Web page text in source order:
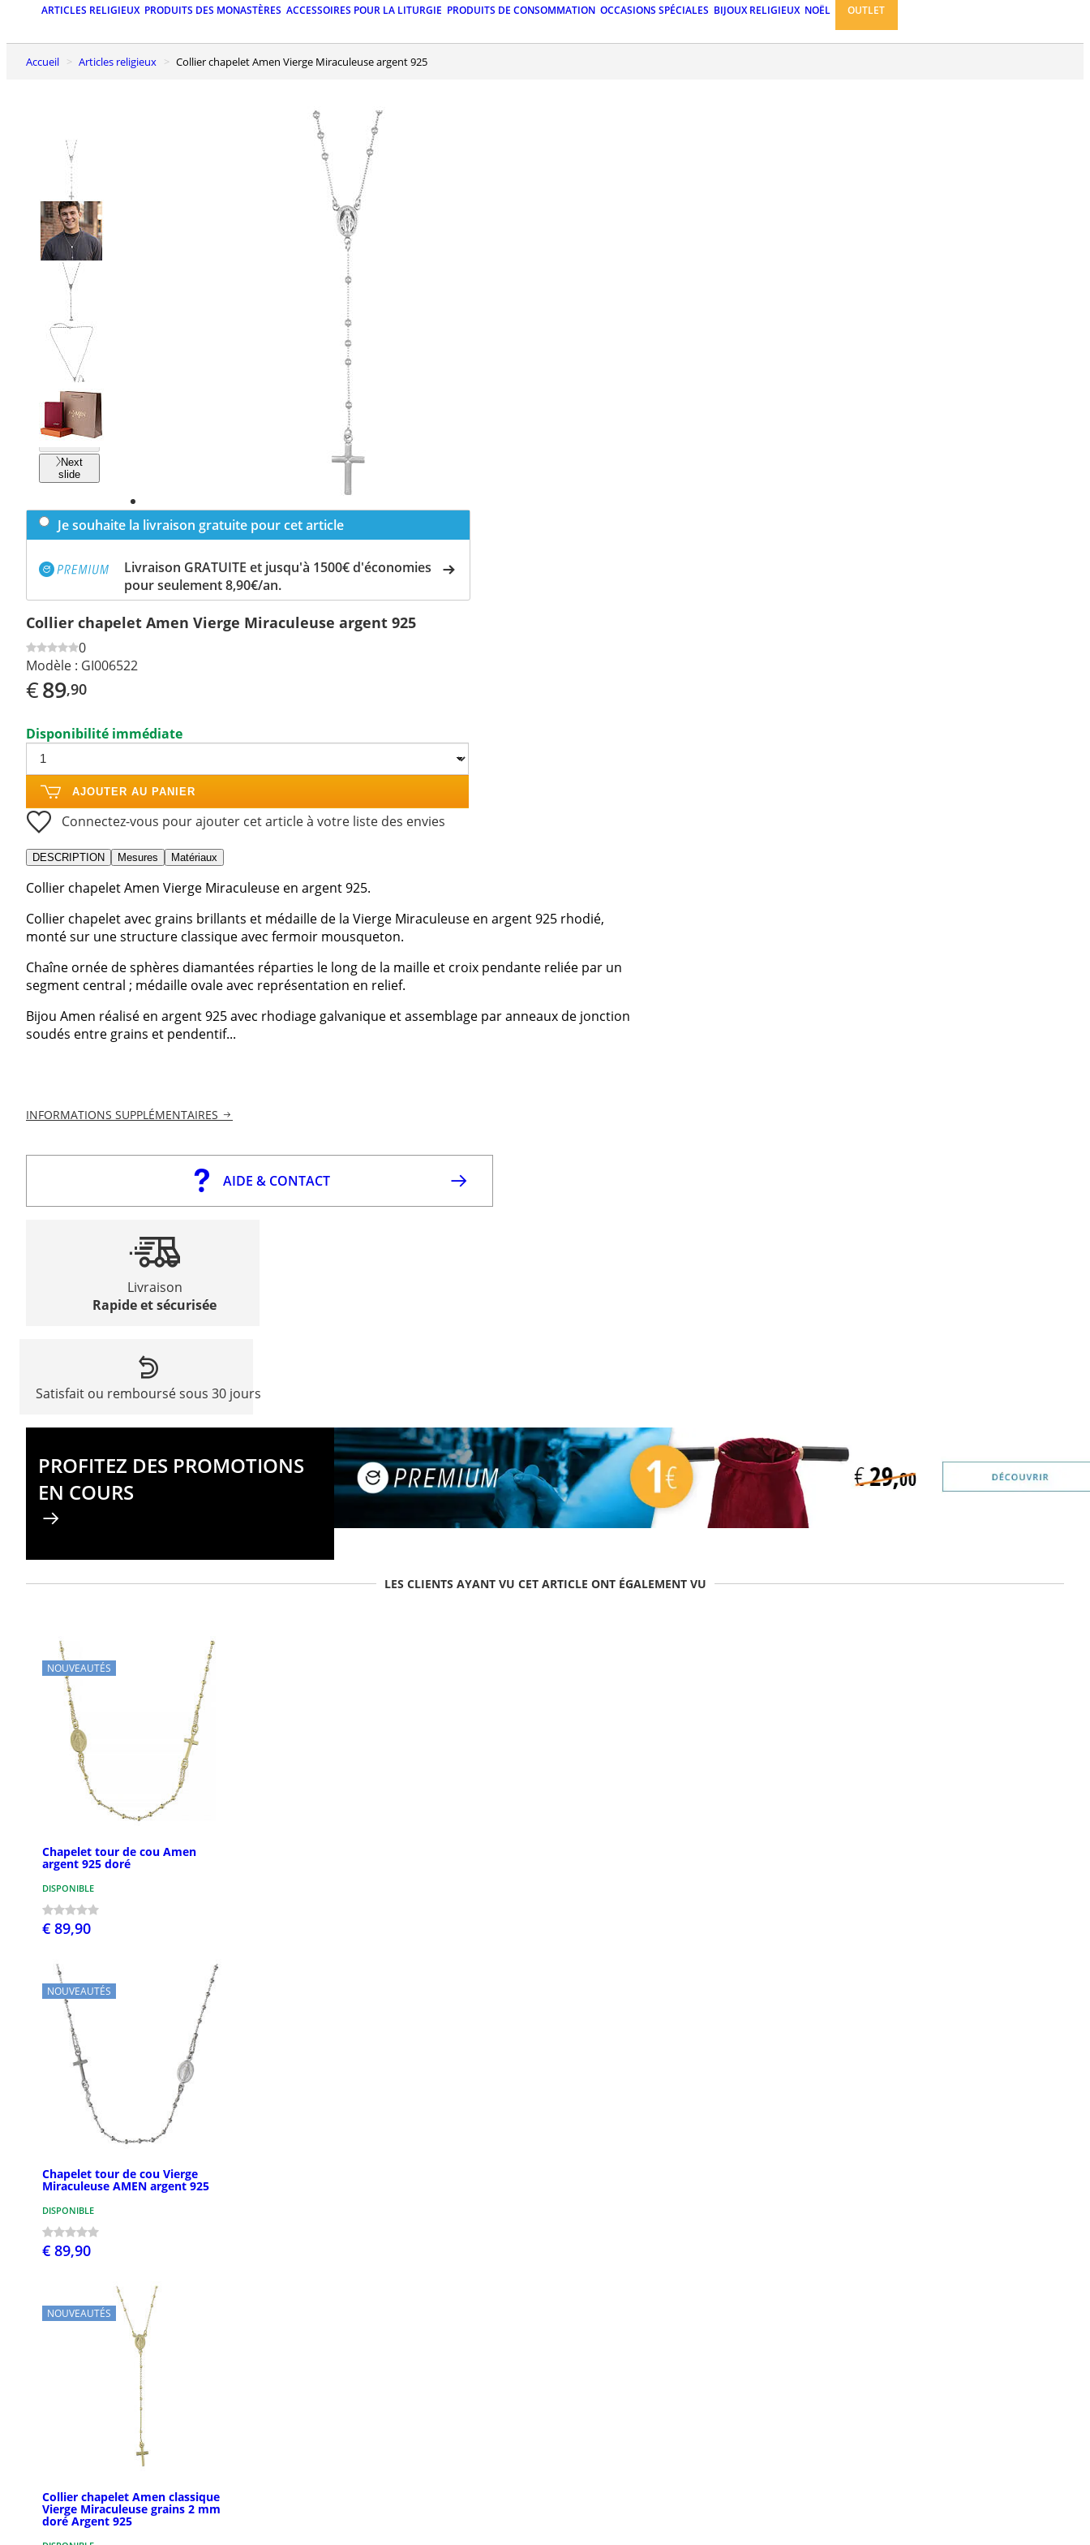
ARTICLES RELIGIEUX PRODUITS DES MONASTÈRES ACCESSOIRES POUR LA LITURGIE PRODUITS DE CONSOMMATION OCCASIONS SPÉCIALES BIJOUX RELIGIEUX NOËL OUTLET
Accueil Articles religieux Collier chapelet Amen Vierge Miraculeuse argent 925
Previous
Next
slide
Je souhaite la livraison gratuite pour cet article
Livraison GRATUITE et jusqu'à 1500€ d'économies
pour seulement 8,90€/an.
Collier chapelet Amen Vierge Miraculeuse argent 925
0
Modèle : GI006522
€89,90
Disponibilité immédiate
AJOUTER AU PANIER
Connectez-vous pour ajouter cet article à votre liste des envies
DESCRIPTION Mesures Matériaux
Collier chapelet Amen Vierge Miraculeuse en argent 925.
Collier chapelet avec grains brillants et médaille de la Vierge Miraculeuse en argent 925 rhodié,
monté sur une structure classique avec fermoir mousqueton.
Chaîne ornée de sphères diamantées réparties le long de la maille et croix pendante reliée par un
segment central ; médaille ovale avec représentation en relief.
Bijou Amen réalisé en argent 925 avec rhodiage galvanique et assemblage par anneaux de jonction
soudés entre grains et pendentif...
INFORMATIONS SUPPLÉMENTAIRES
AIDE & CONTACT
Livraison
Rapide et sécurisée
Satisfait ou remboursé sous 30 jours
PROFITEZ DES PROMOTIONS
EN COURS
LES CLIENTS AYANT VU CET ARTICLE ONT ÉGALEMENT VU
NOUVEAUTÉS
Chapelet tour de cou Amen
argent 925 doré
DISPONIBLE
€ 89,90
NOUVEAUTÉS
Chapelet tour de cou Vierge
Miraculeuse AMEN argent 925
DISPONIBLE
€ 89,90
NOUVEAUTÉS
Collier chapelet Amen classique
Vierge Miraculeuse grains 2 mm
doré Argent 925